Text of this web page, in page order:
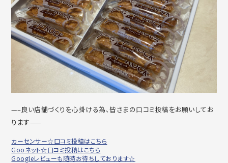
—–良い店舗づくりを心掛ける為、皆さまの口コミ投稿をお願いしてお
ります——
カーセンサー☆口コミ投稿はこちら
Gooネット☆口コミ投稿はこちら
Googleレビューも随時お待ちしております☆